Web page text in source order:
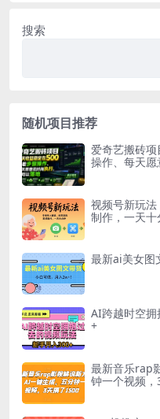
搜索
随机项目推荐
爱奇艺搬砖
操作、每天
视频号新玩
制作，一天
最新ai美女图
AI跨越时空
+
最新音乐rap
钟一个视频